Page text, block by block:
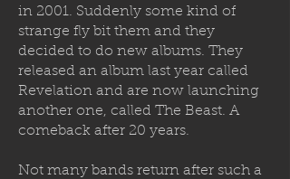
in 2001. Suddenly some kind of
strange fly bit them and they
decided to do new albums. They
released an album last year called
Revelation and are now launching
another one, called The Beast. A
comeback after 20 years.
Not many bands return after such a